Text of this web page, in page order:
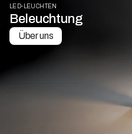
LED-LEUCHTEN
Beleuchtung
Über uns